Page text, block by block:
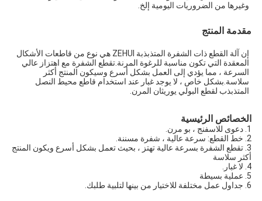
وغيرها من الضروريات اليومية إلخ.
مقدمة المنتج
المتذبذب لقطع البولي يوريثان المرن.
الخصائص الرئيسية
1. دعوى للاسفنج ، بو مرن.
2. خط القطع: سرعة عالية ، شفرة مسننة.
3. تقطع الشفرة بسرعة عالية تهتز ، بحيث تعمل بشكل أسرع ويكون المنتج
أكثر سلاسة
4. لا غبار.
5. عملية بسيطة
6. جداول عمل مختلفة للاختيار من بينها لتلبية طلبك.